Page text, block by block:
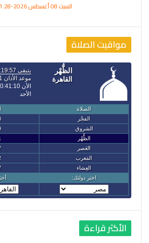
السبت 08 أغسطس 2026-01:28
مواقيت الصلاة
الأكثر قراءة